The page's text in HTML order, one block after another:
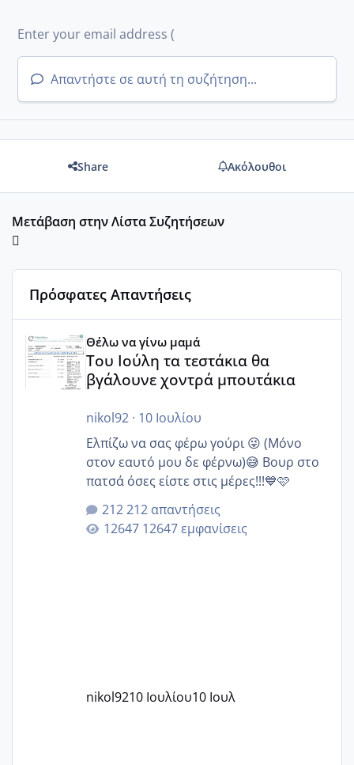
Απαντήστε σε αυτή τη συζήτηση...
Share Ακόλουθοι
Μετάβαση στην Λίστα Συζητήσεων
Πρόσφατες Απαντήσεις
Θέλω να γίνω μαμά
Του Ιούλη τα τεστάκια θα
βγάλουνε χοντρά μπουτάκια
nikol92· 10 Ιουλίου
Ελπίζω να σας φέρω γούρι 😜 (Μόνο
στον εαυτό μου δε φέρνω)😅 Βουρ στο
πατσά όσες είστε στις μέρες!!!💙🩷
212 απαντήσεις
12647 εμφανίσεις
nikol9210 Ιουλίου10 Ιουλ